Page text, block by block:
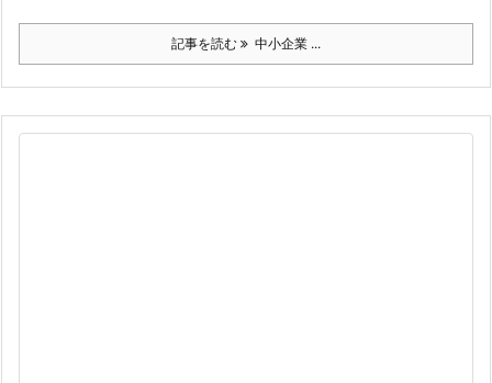
記事を読む 中小企業 ...